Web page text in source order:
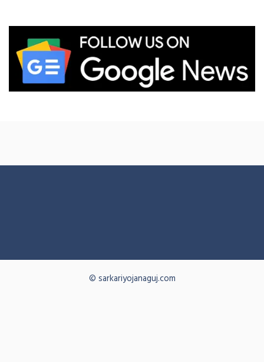
© sarkariyojanaguj.com